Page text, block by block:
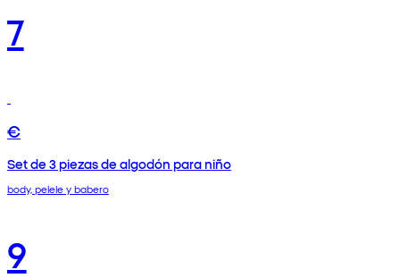
7
€
Set de 3 piezas de algodón para niño
body, pelele y babero
9